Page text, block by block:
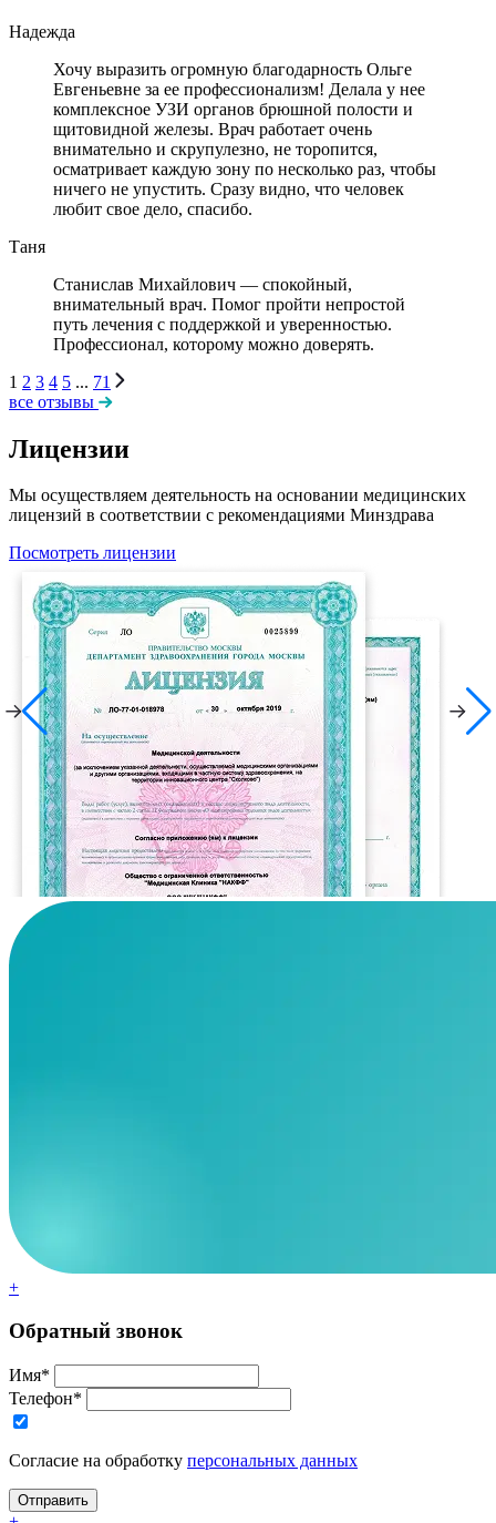
Надежда
Хочу выразить огромную благодарность Ольге
Евгеньевне за ее профессионализм! Делала у нее
комплексное УЗИ органов брюшной полости и
щитовидной железы. Врач работает очень
внимательно и скрупулезно, не торопится,
осматривает каждую зону по несколько раз, чтобы
ничего не упустить. Сразу видно, что человек
любит свое дело, спасибо.
Таня
Станислав Михайлович — спокойный,
внимательный врач. Помог пройти непростой
путь лечения с поддержкой и уверенностью.
Профессионал, которому можно доверять.
1 2 3 4 5 ... 71
все отзывы
Лицензии
Мы осуществляем деятельность на основании медицинских
лицензий в соответствии с рекомендациями Минздрава
Посмотреть лицензии
+
Обратный звонок
Имя*
Телефон*
Согласие на обработку персональных данных